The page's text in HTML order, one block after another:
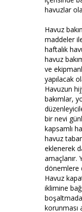
havuzlar
Havuz
maddeler
haftalık
havuz
ve
yapılacak
Havuzun
bakımlar,
bir nevi
kapsamlı
havuz
eklenerek
amaçlanır.
dönemlere
Havuz
iklimine
korunması